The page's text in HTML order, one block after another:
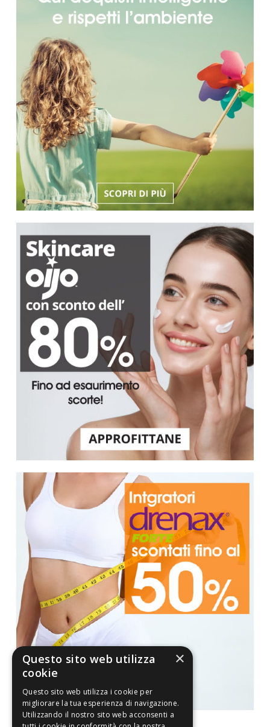
×
Questo sito web utilizza
cookie
Questo sito web utilizza i cookie per
migliorare la tua esperienza di navigazione.
Utilizzando il nostro sito web acconsenti a